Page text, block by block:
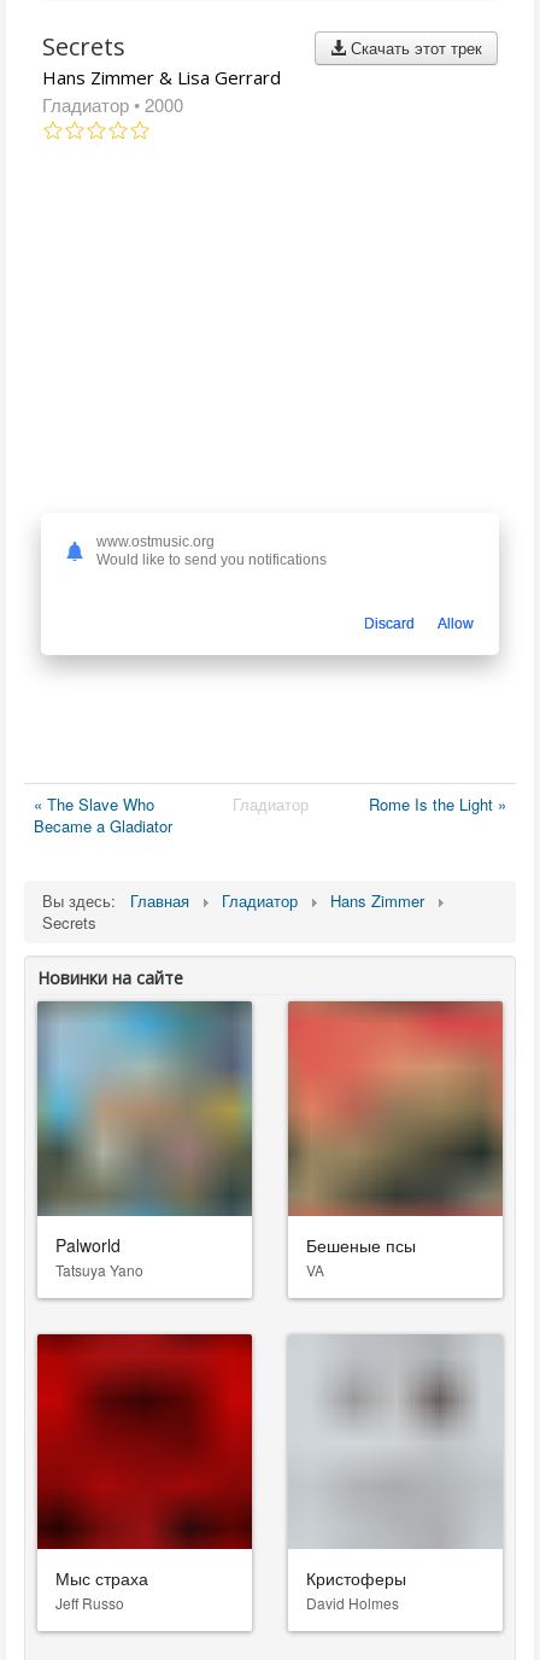
Скачать этот трек
Secrets
Hans Zimmer & Lisa Gerrard
Гладиатор • 2000
« The Slave Who
Became a Gladiator
Гладиатор Rome Is the Light »
Вы здесь: Главная Гладиатор
Hans Zimmer
Secrets
Новинки на сайте
Palworld
Tatsuya Yano
Бешеные псы
VA
Мыс страха
Jeff Russo
Кристоферы
David Holmes
www.ostmusic.org
Would like to send you notifications
Discard Allow